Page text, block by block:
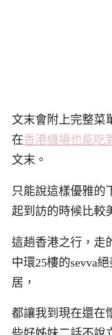
文末會附上完整菜
在香港機場也能吃
文末。
只能說這樣優雅的
起到訪的時候比較
這趟香港之行，走
中環25樓的sevva
居，
都讓我到現在還在